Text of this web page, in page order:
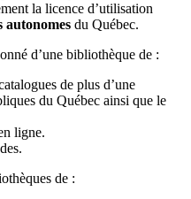
la licence d’utilisation
autonomes du Québec.
d’une bibliothèque de :
de plus d’une
du Québec ainsi que le
ligne.
de :